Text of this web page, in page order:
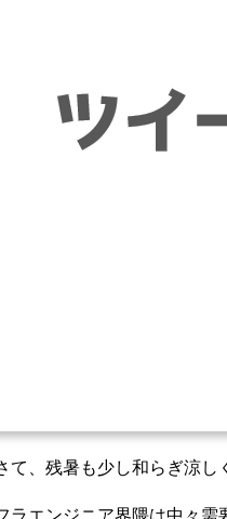
て、残暑も少し和らぎ涼し
ラエンジニア界隈は中々